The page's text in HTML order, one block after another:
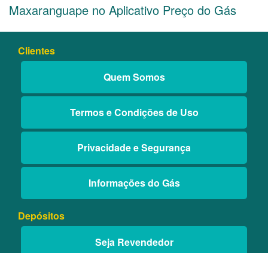
Maxaranguape no Aplicativo Preço do Gás
Clientes
Quem Somos
Termos e Condições de Uso
Privacidade e Segurança
Informações do Gás
Depósitos
Seja Revendedor